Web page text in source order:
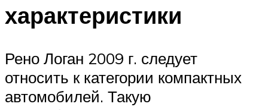
характеристики
Рено Логан 2009 г. следует
относить к категории компактных
автомобилей. Такую